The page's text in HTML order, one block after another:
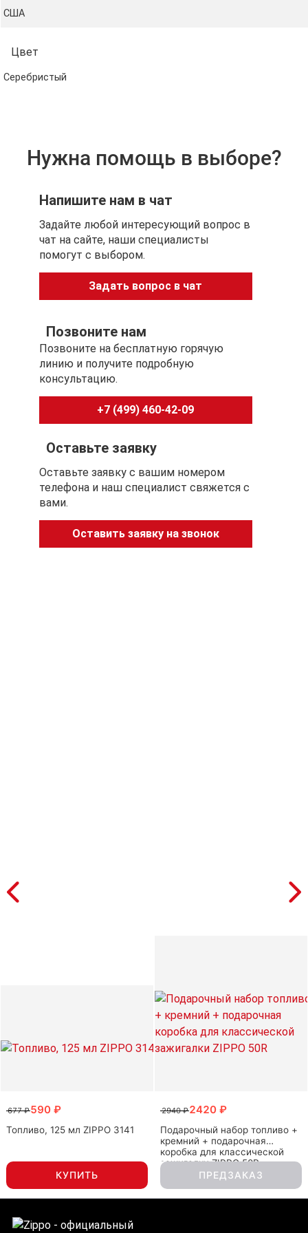
США
Цвет
Серебристый
Нужна помощь в выборе?
Напишите нам в чат
Задайте любой интересующий вопрос в
чат на сайте, наши специалисты
помогут с выбором.
Задать вопрос в чат
Позвоните нам
Позвоните на бесплатную горячую
линию и получите подробную
консультацию.
+7 (499) 460-42-09
Оставьте заявку
Оставьте заявку с вашим номером
телефона и наш специалист свяжется с
вами.
Оставить заявку на звонок
677 ₽590 ₽
Топливо, 125 мл ZIPPO 3141
КУПИТЬ
2940 ₽2420 ₽
Подарочный набор топливо +
кремний + подарочная
коробка для классической
зажигалки ZIPPO 50R
ПРЕДЗАКАЗ